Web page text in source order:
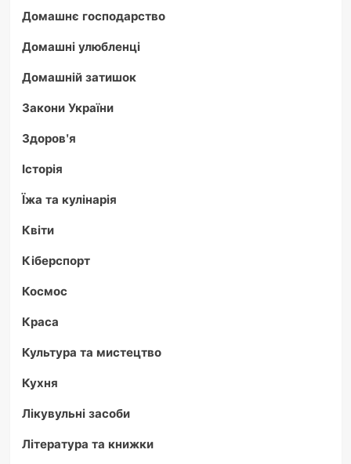
Домашнє господарство
Домашні улюбленці
Домашній затишок
Закони України
Здоров'я
Історія
Їжа та кулінарія
Квіти
Кіберспорт
Космос
Краса
Культура та мистецтво
Кухня
Лікувульні засоби
Література та книжки